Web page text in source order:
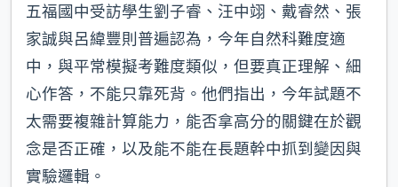
五福國中受訪學生劉子睿、汪中翊、戴睿然、張
家誠與呂緯豐則普遍認為，今年自然科難度適
中，與平常模擬考難度類似，但要真正理解、細
心作答，不能只靠死背。他們指出，今年試題不
太需要複雜計算能力，能否拿高分的關鍵在於觀
念是否正確，以及能不能在長題幹中抓到變因與
實驗邏輯。